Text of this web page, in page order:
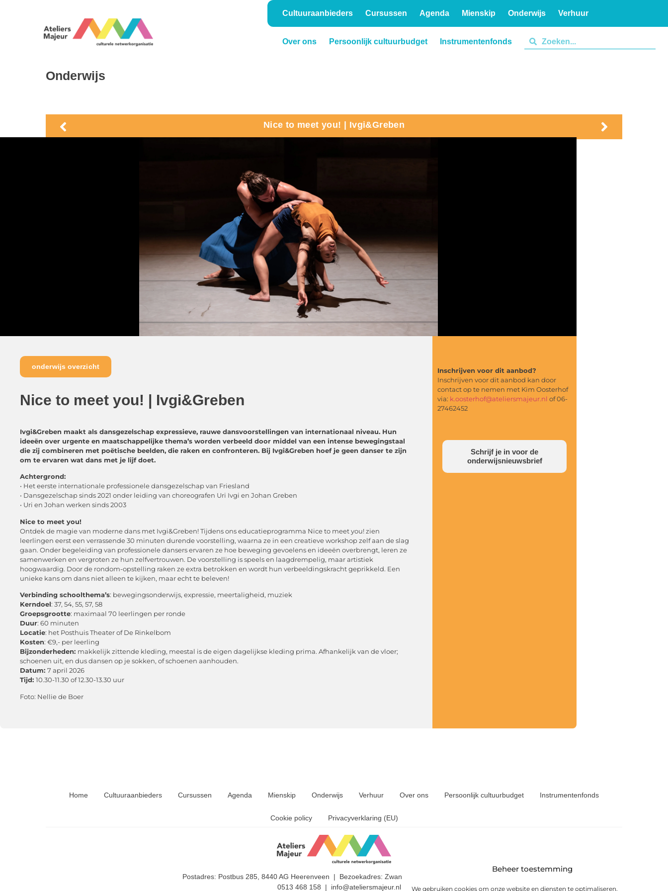
Beheer toestemming
We gebruiken cookies om onze website en diensten te optimaliseren.
Cultuuraanbieders Cursussen Agenda Mienskip Onderwijs Verhuur
Over ons Persoonlijk cultuurbudget
Instrumentenfonds
Onderwijs
Nice to meet you! | Ivgi&Greben
onderwijs overzicht
Nice to meet you! | Ivgi&Greben
Ivgi&Greben maakt als dansgezelschap expressieve, rauwe dansvoorstellingen van internationaal niveau. Hun
ideeën over urgente en maatschappelijke thema’s worden verbeeld door middel van een intense bewegingstaal
die zij combineren met poëtische beelden, die raken en confronteren. Bij Ivgi&Greben hoef je geen danser te zijn
om te ervaren wat dans met je lijf doet.
Achtergrond:
• Het eerste internationale professionele dansgezelschap van Friesland
• Dansgezelschap sinds 2021 onder leiding van choreografen Uri Ivgi en Johan Greben
• Uri en Johan werken sinds 2003
Nice to meet you!
Ontdek de magie van moderne dans met Ivgi&Greben! Tijdens ons educatieprogramma Nice to meet you! zien
leerlingen eerst een verrassende 30 minuten durende voorstelling, waarna ze in een creatieve workshop zelf aan de slag
gaan. Onder begeleiding van professionele dansers ervaren ze hoe beweging gevoelens en ideeën overbrengt, leren ze
samenwerken en vergroten ze hun zelfvertrouwen. De voorstelling is speels en laagdrempelig, maar artistiek
hoogwaardig. Door de rondom-opstelling raken ze extra betrokken en wordt hun verbeeldingskracht geprikkeld. Een
unieke kans om dans niet alleen te kijken, maar echt te beleven!
Verbinding schoolthema’s: bewegingsonderwijs, expressie, meertaligheid, muziek
Kerndoel: 37, 54, 55, 57, 58
Groepsgrootte: maximaal 70 leerlingen per ronde
Duur: 60 minuten
Locatie: het Posthuis Theater of De Rinkelbom
Kosten: €9,- per leerling
Bijzonderheden: makkelijk zittende kleding, meestal is de eigen dagelijkse kleding prima. Afhankelijk van de vloer;
schoenen uit, en dus dansen op je sokken, of schoenen aanhouden.
Datum: 7 april 2026
Tijd: 10.30-11.30 of 12.30-13.30 uur
Foto: Nellie de Boer
Inschrijven voor dit aanbod?
Inschrijven voor dit aanbod kan door
contact op te nemen met Kim Oosterhof
via: k.oosterhof@ateliersmajeur.nl of 06-
27462452
Schrijf je in voor de
onderwijsnieuwsbrief
Home Cultuuraanbieders Cursussen Agenda Mienskip Onderwijs Verhuur Over ons Persoonlijk cultuurbudget Instrumentenfonds
Cookie policy Privacyverklaring (EU)
Postadres: Postbus 285, 8440 AG Heerenveen | Bezoekadres: Zwanedrift 2, 8446 KS Heerenveen
0513 468 158 | info@ateliersmajeur.nl